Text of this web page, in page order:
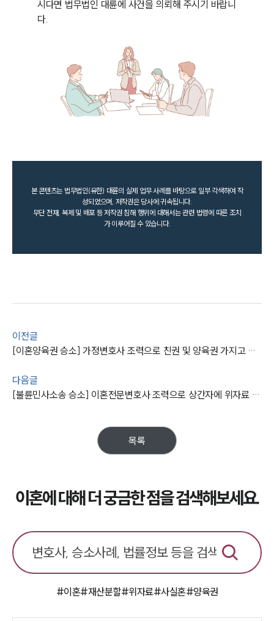
시다면 법무법인 대륜에 사건을 의뢰해 주시기 바랍니
다.
본 콘텐츠는 법무법인(유한) 대륜의 실제 업무 사례를 바탕으로 일부 각색하여 작
성되었으며, 저작권은 당사에 귀속됩니다.
무단 전재, 복제 및 배포 등 저작권 침해 행위에 대해서는 관련 법령에 따른 조치
가 이루어질 수 있습니다.
이전글
[이혼양육권 승소] 가정변호사 조력으로 친권 및 양육권 가지고 양육비 지급 받음
다음글
[불륜민사소송 승소] 이혼전문변호사 조력으로 상간자에 위자료 2,500만 원 청구해 인용 받아
목록
이혼에 대해 더 궁금한 점을 검색해보세요.
#이혼#재산분할#위자료#사실혼#양육권